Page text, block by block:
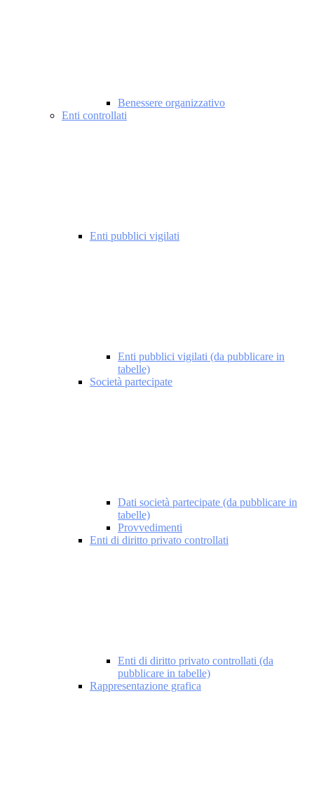
Benessere organizzativo
Enti controllati
Enti pubblici vigilati
Enti pubblici vigilati (da pubblicare in
tabelle)
Società partecipate
Dati società partecipate (da pubblicare in
tabelle)
Provvedimenti
Enti di diritto privato controllati
Enti di diritto privato controllati (da
pubblicare in tabelle)
Rappresentazione grafica